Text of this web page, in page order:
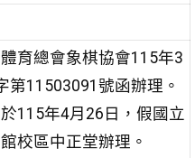
育總會象棋協會115年3
第11503091號函辦理。
115年4月26日，假國立
校區中正堂辦理。